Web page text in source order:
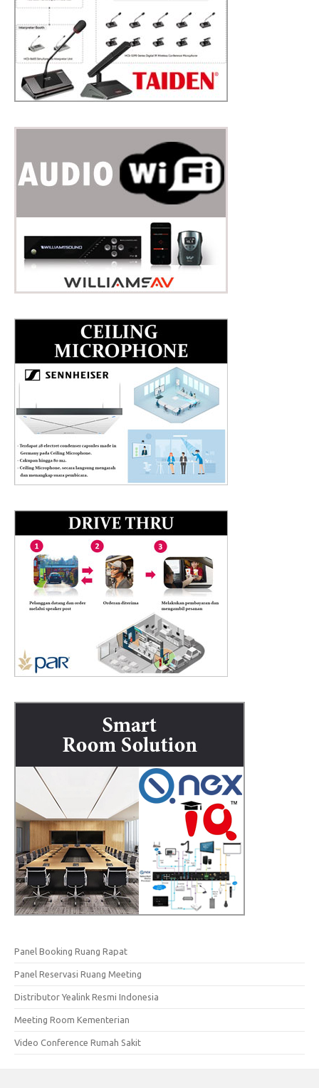
Panel Booking Ruang Rapat
Panel Reservasi Ruang Meeting
Distributor Yealink Resmi Indonesia
Meeting Room Kementerian
Video Conference Rumah Sakit